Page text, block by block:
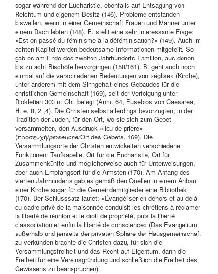
sogar während der Eucharistie, ebenfalls auf Entsagung von
Reichtum und eigenem Besitz (146). Probleme entstanden
bisweilen, wenn in einer Gemeinschaft Frauen und Männer unter
einem Dach lebten (148). B. stellt eine sehr interessante Frage:
«Est-on passé du féminisme à la déféminisation?» (149). Auch im
achten Kapitel werden bedeutsame Informationen mitgeteilt. So
gab es am Ende des zweiten Jahrhunderts Familien, aus denen
bis zu acht Bischöfe hervorgingen (158/161). B. geht auch noch
einmal auf die verschiedenen Bedeutungen von «église» (Kirche),
unter anderem mit dem Sinngehalt eines Gebäudes für die
christlichen Gemeinschaft (169), seit der Verfolgung unter
Diokletian 303 n. Chr. belegt (Anm. 64, Eusebios von Caesarea,
H. e. 8, 2 ,4). Die Christen selbst allerdings bevorzugten, in der
Tradition der Juden, für den Ort, wo sie sich zum Gebet
versammelten, den Ausdruck «lieu de prière»
(προσευχή/proseuchè/Ort des Gebets, 169). Die
Versammlungsorte der Christen entwickelten verschiedene
Funktionen: Taufkapelle, Ort für die Eucharistie, Ort für
Zusammenkünfte und möglicherweise auch für Unterweisungen,
aber auch Empfangsort für die Ärmsten (170). Am Anfang des
vierten Jahrhunderts gab es gemäß den Quellen in einem Anbau
einer Kirche sogar für die Gemeindemitglieder eine Bibliothek
(170). Der Schlusssatz lautet: «Évangéliser en dehors et au-delà
du cadre privé de la maisonnée conduisit les chrétiens à réclamer
la liberté de réunion et le droit de propriété, puis la liberté
d’association et enfin la liberté de conscience» (Das Evangelium
außerhalb und jenseits der privaten Sphäre der Hausgemeinschaft
zu verkünden brachte die Christen dazu, für sich die
Versammlungsfreiheit und das Recht auf Eigentum, dann die
Freiheit für eine Vereinsgründung und schließlich die Freiheit des
Gewissens zu beanspruchen).